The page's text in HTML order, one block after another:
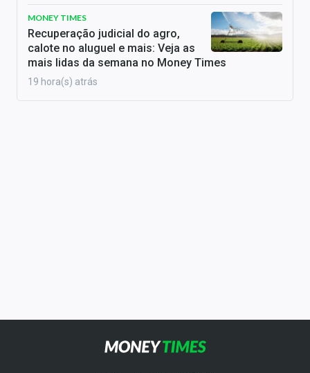
MONEY TIMES
Recuperação judicial do agro,
calote no aluguel e mais: Veja as
mais lidas da semana no Money Times
19 hora(s) atrás